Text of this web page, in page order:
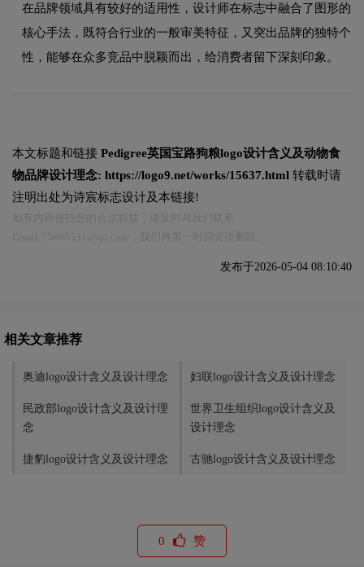
在品牌领域具有较好的适用性，设计师在标志中融合了图形的
核心手法，既符合行业的一般审美特征，又突出品牌的独特个
性，能够在众多竞品中脱颖而出，给消费者留下深刻印象。
本文标题和链接 Pedigree英国宝路狗粮logo设计含义及动物食
物品牌设计理念: https://logo9.net/works/15637.html 转载时请
注明出处为诗宸标志设计及本链接!
发布于2026-05-04 08:10:40
相关文章推荐
奥迪logo设计含义及设计理念 妇联logo设计含义及设计理念
民政部logo设计含义及设计理
念
世界卫生组织logo设计含义及
设计理念
捷豹logo设计含义及设计理念 古驰logo设计含义及设计理念
0 赞